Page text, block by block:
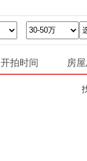
开拍时间 房